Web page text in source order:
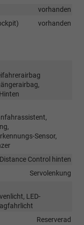
vorhanden
vorhanden
Sensor,
Control hinten
Servolenkung
LED-
Reserverad